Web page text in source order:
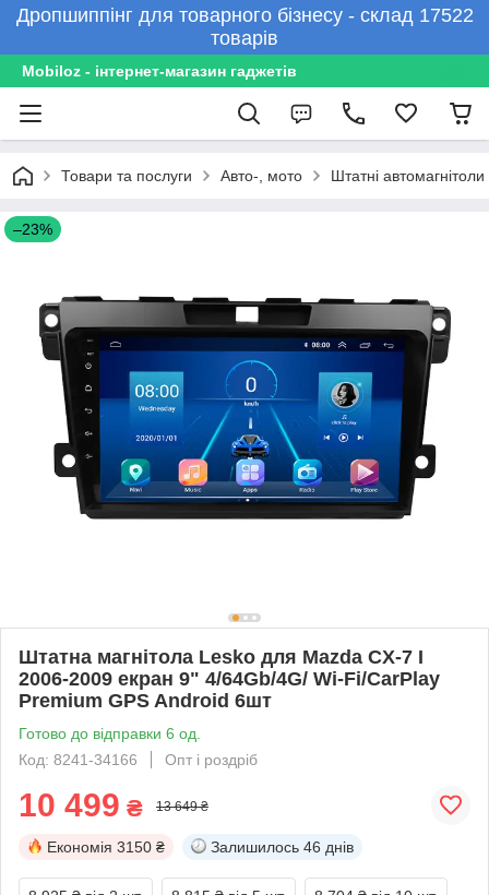
Дропшиппінг для товарного бізнесу - склад 17522
товарів
Mobiloz - інтернет-магазин гаджетів
Товари та послуги Авто-, мото Штатні автомагнітоли
–23%
Штатна магнітола Lesko для Mazda CX-7 I
2006-2009 екран 9" 4/64Gb/4G/ Wi-Fi/CarPlay
Premium GPS Android 6шт
Готово до відправки 6 од.
Код: 8241-34166
Опт і роздріб
10 499 ₴ 13 649 ₴
Економія 3150 ₴ Залишилось 46 днів